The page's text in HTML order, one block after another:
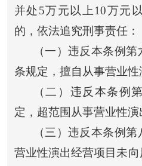
并处5万元以上10万元
的，依法追究刑事责任：
（一）违反本条例
条规定，擅自从事营业性
（二）违反本条例
定，超范围从事营业性演
（三）违反本条例
营业性演出经营项目未